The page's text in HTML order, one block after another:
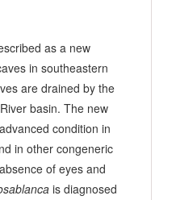
as a new
in southeastern
are drained by the
basin. The new
condition in
in other congeneric
of eyes and
is diagnosed